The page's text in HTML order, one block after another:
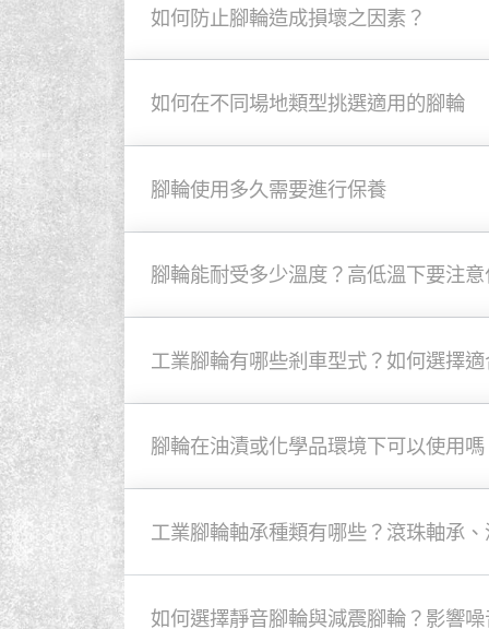
如何防止腳輪造成損壞之因素？
如何在不同場地類型挑選適用的腳輪
腳輪使用多久需要進行保養
腳輪能耐受多少溫度？高低溫下要注
工業腳輪有哪些剎車型式？如何選擇
腳輪在油漬或化學品環境下可以使用
工業腳輪軸承種類有哪些？滾珠軸承
如何選擇靜音腳輪與減震腳輪？影響